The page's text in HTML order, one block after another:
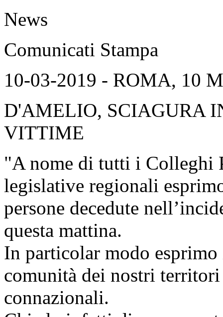
News
Comunicati Stampa
10-03-2019 - ROMA, 10
D'AMELIO, SCIAGURA
VITTIME
"A nome di tutti i Colleghi
legislative regionali
persone decedute
questa mattina.
In particolar modo
comunità dei nostri
connazionali.